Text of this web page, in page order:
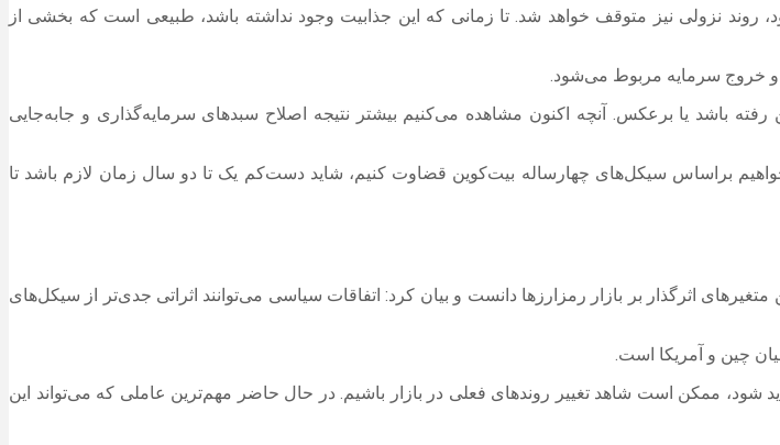
روند نزولی نیز متوقف خواهد شد. تا زمانی که این جذابیت وجود نداشته باشد، طبیعی است که بخشی از
و خروج سرمایه مربوط می‌شود.
رفته باشد یا برعکس. آنچه اکنون مشاهده می‌کنیم بیشتر نتیجه اصلاح سبدهای سرمایه‌گذاری و جابه‌جایی
براساس سیکل‌های چهارساله بیت‌کوین قضاوت کنیم، شاید دست‌کم یک تا دو سال زمان لازم باشد تا
اثرگذار بر بازار رمزارزها دانست و بیان کرد: اتفاقات سیاسی می‌توانند اثراتی جدی‌تر از سیکل‌های
چین و آمریکا است.
شود، ممکن است شاهد تغییر روندهای فعلی در بازار باشیم. در حال حاضر مهم‌ترین عاملی که می‌تواند این